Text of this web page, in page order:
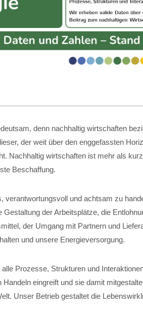
denn nachhaltig wirtschaften
der weit über den enggefassten
Nachhaltig wirtschaften ist mehr als
Beschaffung.
verantwortungsvoll und achtsam zu
der Arbeitsplätze, die
der Umgang mit Partnern und
und unsere Energieversorgung.
Prozesse, Strukturen und
eingreift und sie damit
Unser Betrieb gestaltet die